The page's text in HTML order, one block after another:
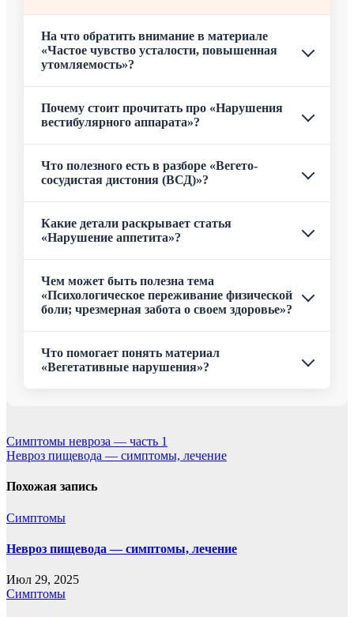
На что обратить внимание в материале
«Частое чувство усталости, повышенная
утомляемость»?
Почему стоит прочитать про «Нарушения
вестибулярного аппарата»?
Что полезного есть в разборе «Вегето-
сосудистая дистония (ВСД)»?
Какие детали раскрывает статья
«Нарушение аппетита»?
Чем может быть полезна тема
«Психологическое переживание физической
боли; чрезмерная забота о своем здоровье»?
Что помогает понять материал
«Вегетативные нарушения»?
Навигация
по
записям
Симптомы невроза — часть 1
Невроз пищевода — симптомы, лечение
Похожая запись
Симптомы
Невроз пищевода — симптомы, лечение
Июл 29, 2025
Симптомы